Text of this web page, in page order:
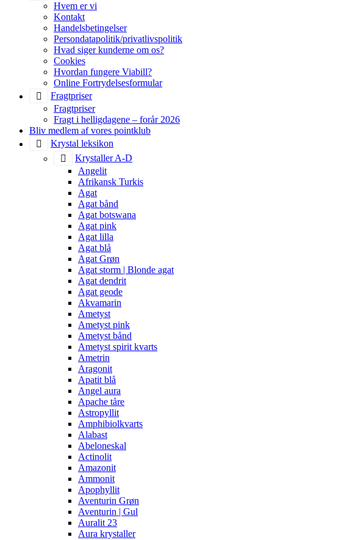
Hvem er vi
Kontakt
Handelsbetingelser
Persondatapolitik/privatlivspolitik
Hvad siger kunderne om os?
Cookies
Hvordan fungere Viabill?
Online Fortrydelsesformular
Fragtpriser
Fragtpriser
Fragt i helligdagene – forår 2026
Bliv medlem af vores pointklub
Krystal leksikon
Krystaller A-D
Angelit
Afrikansk Turkis
Agat
Agat bånd
Agat botswana
Agat pink
Agat lilla
Agat blå
Agat Grøn
Agat storm | Blonde agat
Agat dendrit
Agat geode
Akvamarin
Ametyst
Ametyst pink
Ametyst bånd
Ametyst spirit kvarts
Ametrin
Aragonit
Apatit blå
Angel aura
Apache tåre
Astropyllit
Amphibiolkvarts
Alabast
Abeloneskal
Actinolit
Amazonit
Ammonit
Apophyllit
Aventurin Grøn
Aventurin | Gul
Auralit 23
Aura krystaller